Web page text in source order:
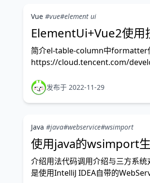
Vue #vue#element ui
ElementUi+Vue2使用
简介el-table-column中formatter
https://cloud.tencent.com/
发布于 2022-11-29
Java #java#webservice#wsimport
使用java的wsimport
介绍用法代码调用介绍与三方系
是使用IntelliJ IDEA自带的